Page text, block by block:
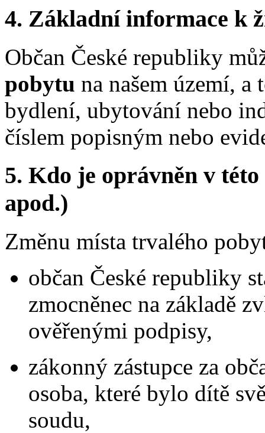
4. Základní informace k
Občan České republiky
pobytu na našem území,
bydlení, ubytování nebo
číslem popisným nebo
5. Kdo je oprávněn v
apod.)
Změnu místa trvalého
občan České republiky
zmocněnec na základě
ověřenými podpisy,
zákonný zástupce za
osoba, které bylo dítě
soudu,